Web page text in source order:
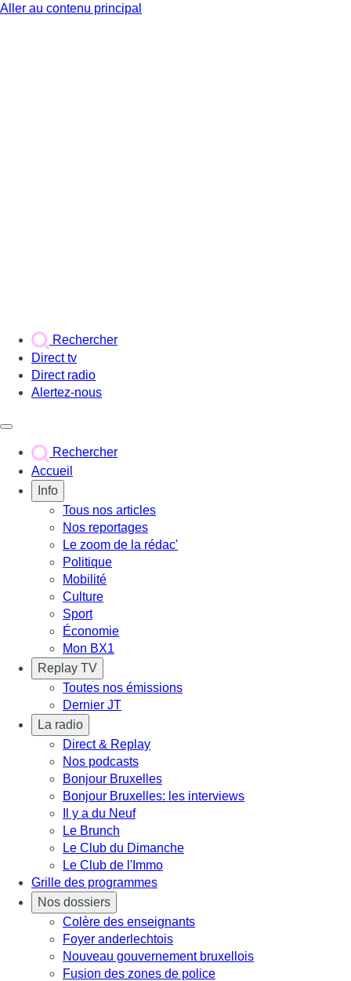
Aller au contenu principal
Rechercher
Direct tv
Direct radio
Alertez-nous
Rechercher
Accueil
Info
Tous nos articles
Nos reportages
Le zoom de la rédac'
Politique
Mobilité
Culture
Sport
Économie
Mon BX1
Replay TV
Toutes nos émissions
Dernier JT
La radio
Direct & Replay
Nos podcasts
Bonjour Bruxelles
Bonjour Bruxelles: les interviews
Il y a du Neuf
Le Brunch
Le Club du Dimanche
Le Club de l'Immo
Grille des programmes
Nos dossiers
Colère des enseignants
Foyer anderlechtois
Nouveau gouvernement bruxellois
Fusion des zones de police